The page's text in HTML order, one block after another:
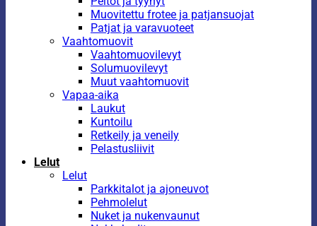
Muovitettu frotee ja patjansuojat
Patjat ja varavuoteet
Vaahtomuovit
Vaahtomuovilevyt
Solumuovilevyt
Muut vaahtomuovit
Vapaa-aika
Laukut
Kuntoilu
Retkeily ja veneily
Pelastusliivit
Lelut
Lelut
Parkkitalot ja ajoneuvot
Pehmolelut
Nuket ja nukenvaunut